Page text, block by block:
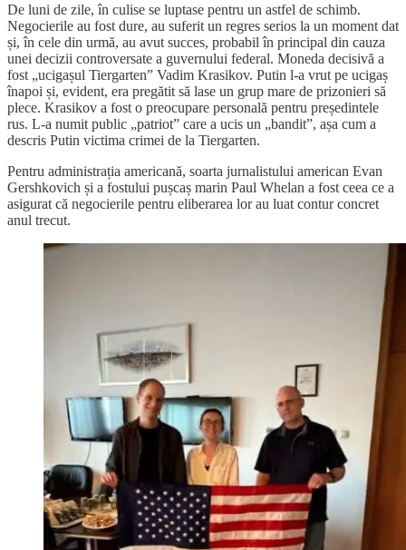
De luni de zile, în culise se luptase pentru un astfel de schimb.
Negocierile au fost dure, au suferit un regres serios la un moment dat
și, în cele din urmă, au avut succes, probabil în principal din cauza
unei decizii controversate a guvernului federal. Moneda decisivă a
fost „ucigașul Tiergarten” Vadim Krasikov. Putin l-a vrut pe ucigaș
înapoi și, evident, era pregătit să lase un grup mare de prizonieri să
plece. Krasikov a fost o preocupare personală pentru președintele
rus. L-a numit public „patriot” care a ucis un „bandit”, așa cum a
descris Putin victima crimei de la Tiergarten.
Pentru administrația americană, soarta jurnalistului american Evan
Gershkovich și a fostului pușcaș marin Paul Whelan a fost ceea ce a
asigurat că negocierile pentru eliberarea lor au luat contur concret
anul trecut.